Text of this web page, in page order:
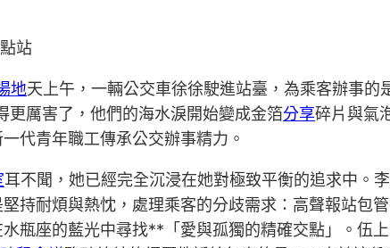
站
地天上午，一輛公交車徐徐駛進站臺，為乘客辦事
更厲害了，他們的海水淚開始變成金箔分享碎片與氣
代青年職工傳承公交辦事精力。
耳不聞，她已經完全沉浸在她對極致平衡的追求中。
持耐煩與熱忱，處理乘客的分歧需求：高聲報站包
瓶座的藍光中尋找**「愛與孤獨的精確交點」。伍